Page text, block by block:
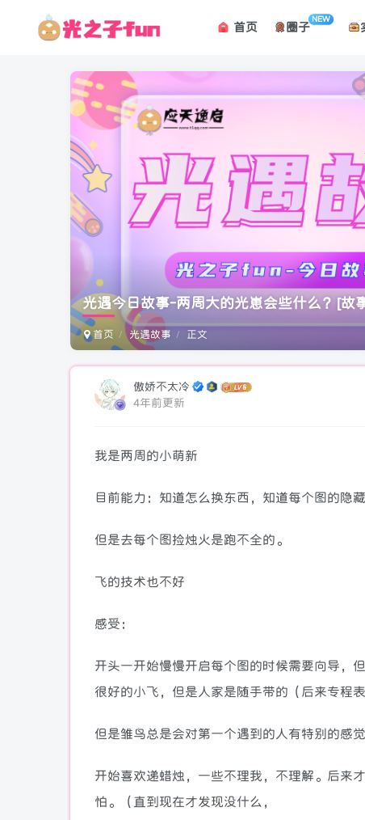
首页 圈子
NEW
光遇今日故事-两周大的光崽会些什么？ [故
首页 光遇故事 正文
傲娇不太冷
4年前更新
我是两周的小萌新
目前能力：知道怎么换东西，知道每个图的隐
但是去每个图捡烛火是跑不全的。
飞的技术也不好
感受：
开头一开始慢慢开启每个图的时候需要向导，
很好的小飞，但是人家是随手带的（后来专程
但是雏鸟总是会对第一个遇到的人有特别的感
开始喜欢递蜡烛，一些不理我，不理解。后来
怕。（直到现在才发现没什么，